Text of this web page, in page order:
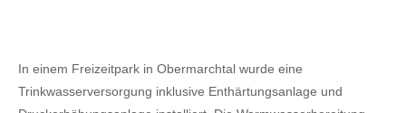
In einem Freizeitpark in Obermarchtal wurde eine
Trinkwasserversorgung inklusive Enthärtungsanlage und